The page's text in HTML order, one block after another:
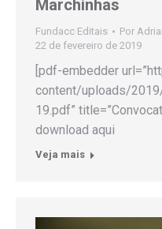
Marchinhas
Fundacc Editais Por
22 de fevereiro de 2019
[pdf-embedder
content/uploads/
19.pdf”
download aqui
Veja mais